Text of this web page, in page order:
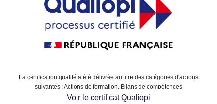
La certification qualité a été délivrée au titre des catégories d'actions
suivantes : Actions de formation, Bilans de compétences
Voir le certificat Qualiopi